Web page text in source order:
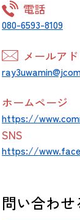
電話
080-6593-8109
メールア
ホームページ
https://
SNS
https://
問い合わせ